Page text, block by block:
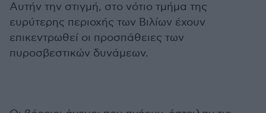
Αυτήν την στιγμή, στο νότιο τμήμα της
ευρύτερης περιοχής των Βιλίων έχουν
επικεντρωθεί οι προσπάθειες των
πυροσβεστικών δυνάμεων.